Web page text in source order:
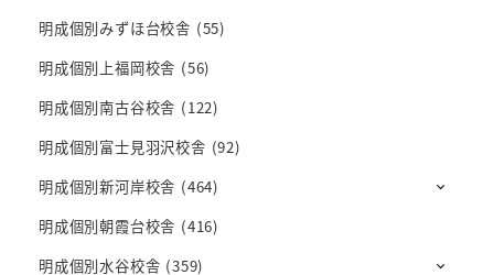
明成個別みずほ台校舎 (55)
明成個別上福岡校舎 (56)
明成個別南古谷校舎 (122)
明成個別富士見羽沢校舎 (92)
明成個別新河岸校舎 (464)
明成個別朝霞台校舎 (416)
明成個別水谷校舎 (359)